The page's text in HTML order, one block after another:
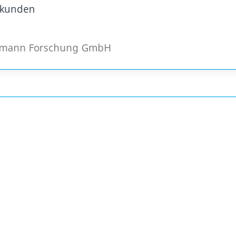
Forschung GmbH